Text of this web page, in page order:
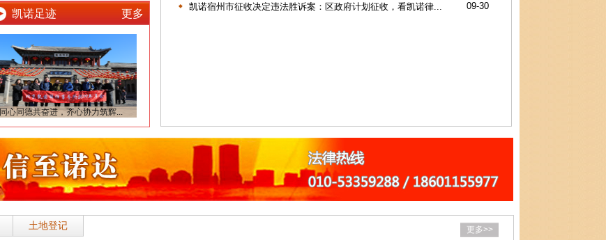
凯诺足迹 更多
同心同德共奋进，齐心协力筑辉...
凯诺宿州市征收决定违法胜诉案：区政府计划征收，看凯诺律...
09-30
土地登记 更多>>